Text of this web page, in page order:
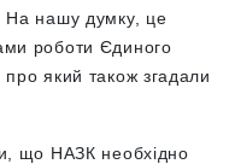
На нашу думку, це
роботи Єдиного
про який також згадали
що НАЗК необхідно